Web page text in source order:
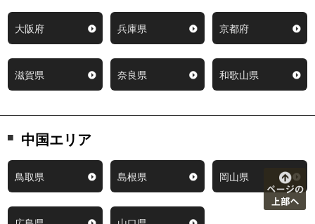
大阪府 兵庫県 京都府
滋賀県 奈良県 和歌山県
中国エリア
鳥取県 島根県 岡山県